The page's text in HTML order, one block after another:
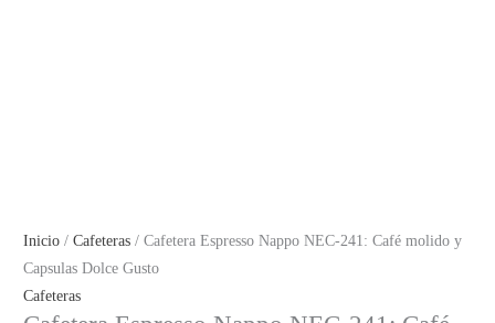
Inicio /Cafeteras / Cafetera Espresso Nappo NEC-241: Café molido y
Capsulas Dolce Gusto
Cafeteras